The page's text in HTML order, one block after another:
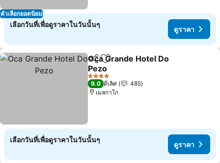
ตัวเลือกยอดนิยม
เลือกวันที่เพื่อดูราคาในวันนั้นๆ
ดูราคา
แชร์ เพิ่มในรายการโปรด
Oca Grande Hotel Do
Pezo
4 ดาว
9.0 ดีเลิศ
485
เมลกาโก
เลือกวันที่เพื่อดูราคาในวันนั้นๆ
ดูราคา